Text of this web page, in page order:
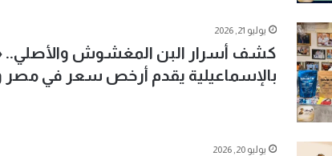
يوليو 21, 2026
كشف أسرار البن المغشوش والأصلي..
بالإسماعيلية يقدم أرخص سعر في مصر
يوليو 20, 2026